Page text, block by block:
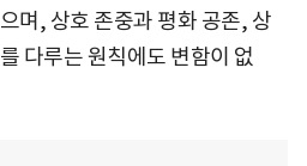
며, 상호 존중과 평화 공존, 상
다루는 원칙에도 변함이 없